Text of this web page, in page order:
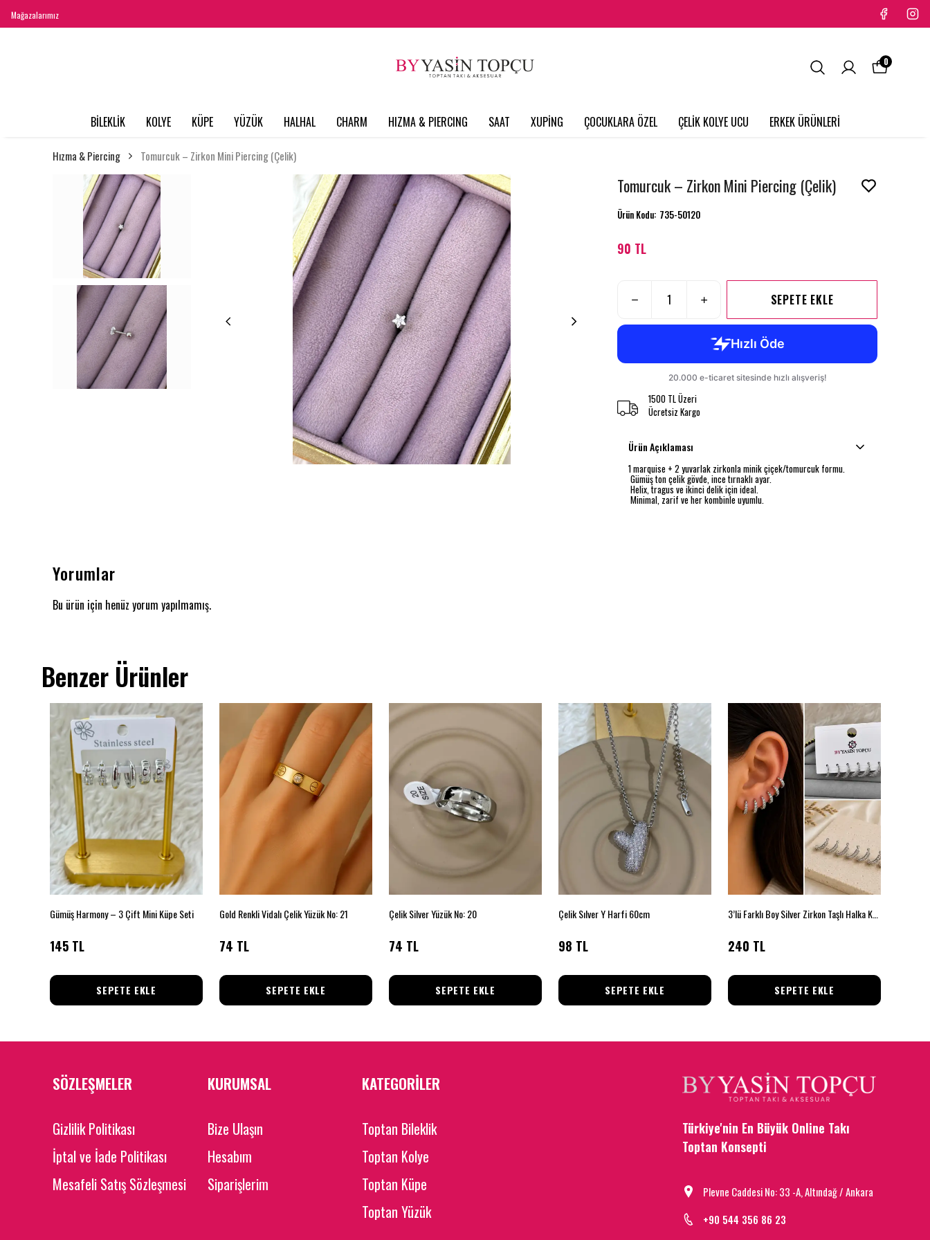
Mağazalarımız
BİLEKLİK KOLYE KÜPE YÜZÜK HALHAL CHARM HIZMA & PIERCING SAAT XUPİNG ÇOCUKLARA ÖZEL ÇELİK KOLYE UCU ERKEK ÜRÜNLERİ
0
Hızma & Piercing Tomurcuk – Zirkon Mini Piercing (Çelik)
Tomurcuk – Zirkon Mini Piercing (Çelik)
Ürün Kodu: 735-50120
90 TL
SEPETE EKLE
1500 TL Üzeri
Ücretsiz Kargo
Ürün Açıklaması
1 marquise + 2 yuvarlak zirkonla minik çiçek/tomurcuk formu.
Gümüş ton çelik gövde, ince tırnaklı ayar.
Helix, tragus ve ikinci delik için ideal.
Minimal, zarif ve her kombinle uyumlu.
Yorumlar
Bu ürün için henüz yorum yapılmamış.
Benzer Ürünler
Gümüş Harmony – 3 Çift Mini Küpe Seti
145 TL
SEPETE EKLE
Gold Renkli Vidalı Çelik Yüzük No: 21
74 TL
SEPETE EKLE
Çelik Silver Yüzük No: 20
74 TL
SEPETE EKLE
Çelik Sılver Y Harfi 60cm
98 TL
SEPETE EKLE
240 TL
SEPETE EKLE
SÖZLEŞMELER
Gizlilik Politikası
İptal ve İade Politikası
Mesafeli Satış Sözleşmesi
KURUMSAL
Bize Ulaşın
Hesabım
Siparişlerim
KATEGORİLER
Toptan Bileklik
Toptan Kolye
Toptan Küpe
Toptan Yüzük
Türkiye'nin En Büyük Online Takı
Toptan Konsepti
Plevne Caddesi No: 33 -A, Altındağ / Ankara
+90 544 356 86 23